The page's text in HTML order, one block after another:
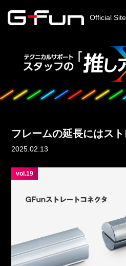
Official Site
フレームの延長にはス
2025.02.13